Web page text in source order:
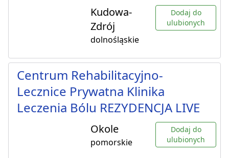
Kudowa-
Zdrój
dolnośląskie
Dodaj do
ulubionych
Centrum Rehabilitacyjno-
Lecznice Prywatna Klinika
Leczenia Bólu REZYDENCJA LIVE
Okole
pomorskie
Dodaj do
ulubionych